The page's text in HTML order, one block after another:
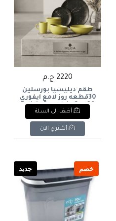
2220 ج.م
طقم ديليسيا بورسلين
30قطعه روز لامع ايفوري
Delicia Porcelain Set, 30
Pieces, Rose Ivory Glossy
أضف الى السلة
أشتري الآن
خصم جديد